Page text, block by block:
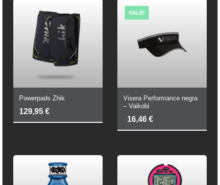
Powerpads Zhik
129,95 €
SALE!
Visera Performance negra
– Vaikobi
El
Precio
Era:
19,36 €.
16,46 €El
Precio
Es:
16,46 €.